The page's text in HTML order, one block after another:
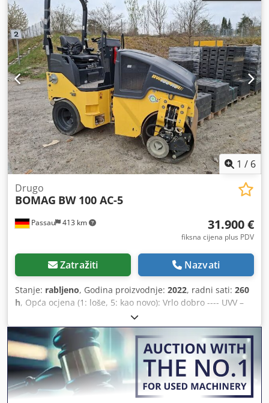
1 / 6
Passau 413 km
Drugo
BOMAG BW 100 AC-5
31.900 €
fiksna cijena plus PDV
Zatražiti Nazvati
Stanje: rabljeno, Godina proizvodnje: 2022, radni sati: 260
h, Opća ocjena (1: loše, 5: kao novo): Vrlo dobro ---- UVV –
novo – odmah spremno za upotrebu Oko 260 radnih sati –
radna težina 2.400 kg – radna širina 1.000 mm – Kubota
dizelski motor, stupanj V / TIER4f – četiri gumena kotača s
glatkim profilom straga – hidrostatični pogon za vožnju i
vibraciju – 2 strugala po valjku, opruženo i sklopivo –
prskanje pod pritiskom s intervalnom regulacijom –
multifunkcijska ručica za vožnju – multifunkcijski zaslon,